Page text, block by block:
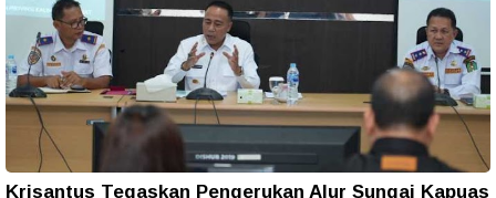
Krisantus Tegaskan Pengerukan Alur Sungai Kapuas